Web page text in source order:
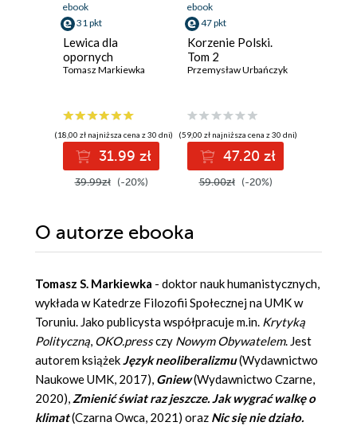
ebook
31 pkt
Lewica dla
opornych
Tomasz Markiewka
(18,00 zł najniższa cena z 30 dni)
31.99 zł
39.99zł (-20%)
ebook
47 pkt
Korzenie Polski.
Tom 2
Przemysław Urbańczyk
(59,00 zł najniższa cena z 30 dni)
47.20 zł
59.00zł (-20%)
O autorze ebooka
Tomasz S. Markiewka - doktor nauk humanistycznych,
wykłada w Katedrze Filozofii Społecznej na UMK w
Toruniu. Jako publicysta współpracuje m.in. Krytyką
Polityczną, OKO.pressczy Nowym Obywatelem. Jest
autorem książekJęzyk neoliberalizmu(Wydawnictwo
Naukowe UMK, 2017), Gniew(Wydawnictwo Czarne,
2020), Zmienić świat raz jeszcze. Jak wygrać walkę o
klimat(Czarna Owca, 2021) oraz Nic się nie działo.